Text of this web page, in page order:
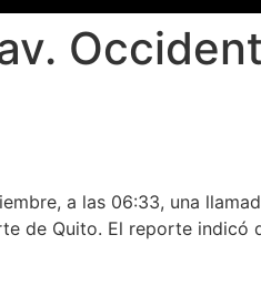
a las 06:33, una
de Quito. El reporte indicó